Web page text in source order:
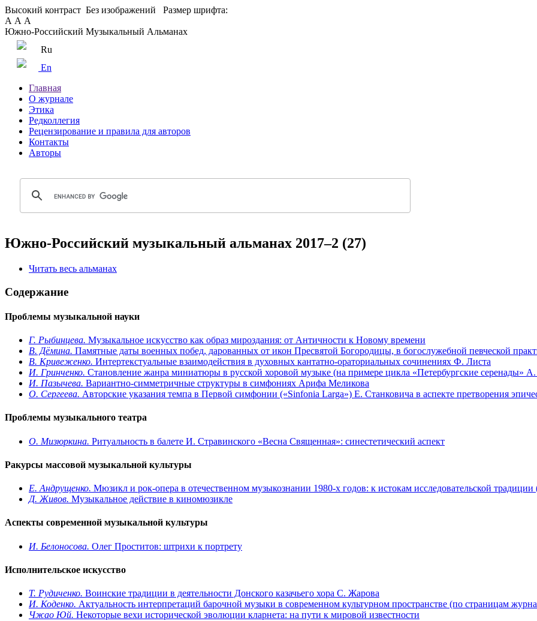
Высокий контраст Без изображений
Размер шрифта:
А А А
Южно-Российский Музыкальный Альманах
Ru
En
Главная
О журнале
Этика
Редколлегия
Рецензирование и правила для авторов
Контакты
Авторы
Южно-Российский музыкальный альманах 2017–2 (27)
Читать весь альманах
Содержание
Проблемы музыкальной науки
Г. Рыбинцева. Музыкальное искусство как образ мироздания: от Античности к Новому времени
В. Дёмина. Памятные даты военных побед, дарованных от икон Пресвятой Богородицы, в богослужебной певческой
В. Кривеженко. Интертекстуальные взаимодействия в духовных кантатно-ораториальных сочинениях Ф. Листа
И. Гринченко. Становление жанра миниатюры в русской хоровой музыке (на примере цикла «Петербургские серенады»
И. Пазычева. Вариантно-симметричные структуры в симфониях Арифа Меликова
О. Сергеева. Авторские указания темпа в Первой симфонии («Sinfonia Larga») Е. Станковича в аспекте претворения
Проблемы музыкального театра
О. Мизюркина. Ритуальность в балете И. Стравинского «Весна Священная»: синестетический аспект
Ракурсы массовой музыкальной культуры
Е. Андрущенко. Мюзикл и рок-опера в отечественном музыкознании 1980-х годов: к истокам исследовательской традиции
Д. Живов. Музыкальное действие в киномюзикле
Аспекты современной музыкальной культуры
И. Белоносова. Олег Проститов: штрихи к портрету
Исполнительское искусство
Т. Рудиченко. Воинские традиции в деятельности Донского казачьего хора С. Жарова
И. Коденко. Актуальность интерпретаций барочной музыки в современном культурном пространстве (по страницам
Чжао Юй. Некоторые вехи исторической эволюции кларнета: на пути к мировой известности